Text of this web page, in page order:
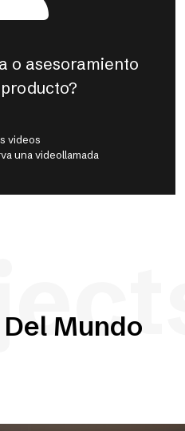
o asesoramiento
videos
una videollamada
Mundo